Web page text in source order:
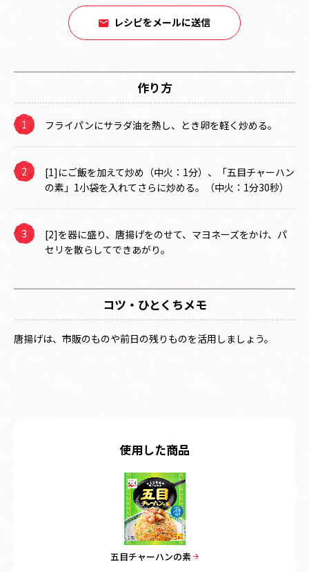
レシピをメールに送信
作り方
フライパンにサラダ油を熱し、とき卵を軽く炒める。
[1]にご飯を加えて炒め（中火：1分）、「五目チャーハン
の素」1小袋を入れてさらに炒める。（中火：1分30秒）
[2]を器に盛り、唐揚げをのせて、マヨネーズをかけ、パ
セリを散らしてできあがり。
コツ・ひとくちメモ
唐揚げは、市販のものや前日の残りものを活用しましょう。
使用した商品
五目チャーハンの素